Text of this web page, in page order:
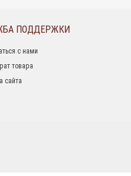
ПОДДЕРЖКИ
с нами
товара
сайта